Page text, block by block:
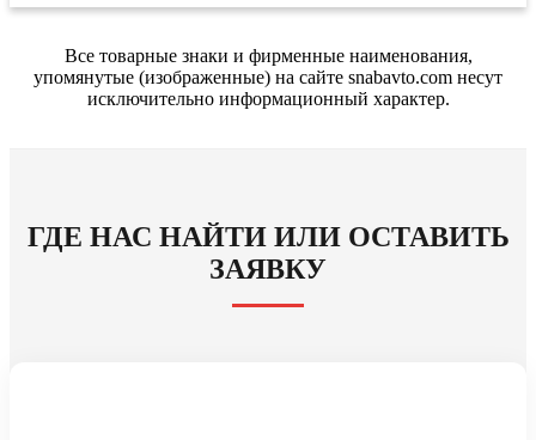
Все товарные знаки и фирменные наименования,
упомянутые (изображенные) на сайте snabavto.com несут
исключительно информационный характер.
ГДЕ НАС НАЙТИ ИЛИ ОСТАВИТЬ
ЗАЯВКУ